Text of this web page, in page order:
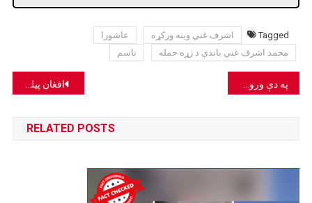
Tagged اشرف غني وینه ورکړه
عاشورا
محمد اشرف غني باندې د زړه حمله
ناسم
Post
navigation
افغان پیلوټان د طالبانو د واکمنۍ پر مهال هېواد ته نه دي را ستانه شوي
RELATED POSTS